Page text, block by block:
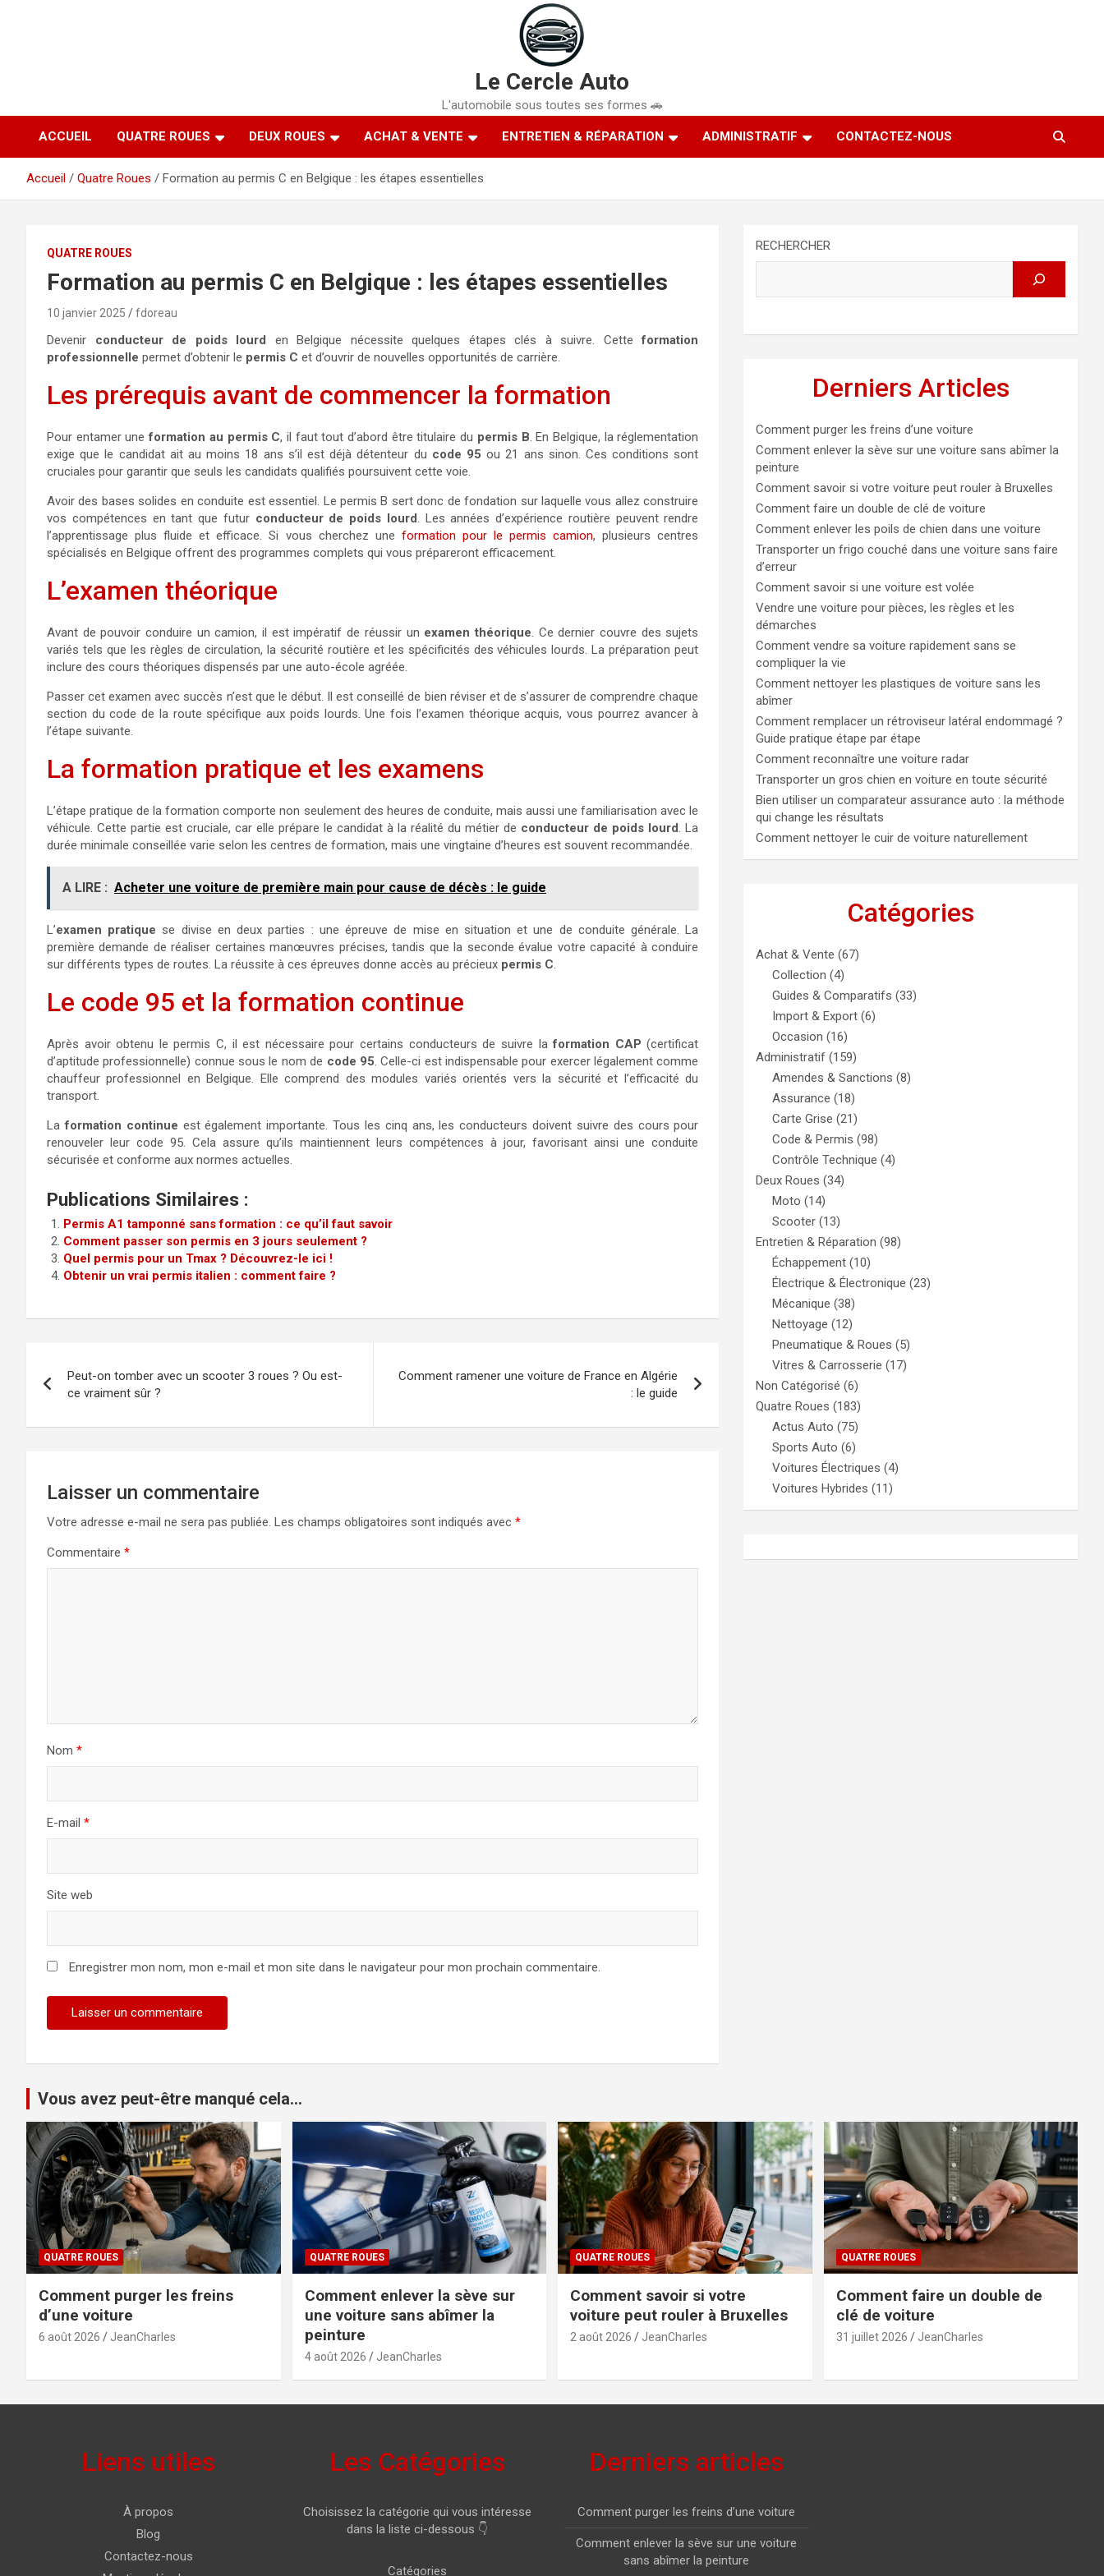
Le Cercle Auto
L'automobile sous toutes ses formes 🚗
ACCUEIL QUATRE ROUES DEUX ROUES ACHAT & VENTE ENTRETIEN & RÉPARATION ADMINISTRATIF CONTACTEZ-NOUS
Accueil Quatre Roues Formation au permis C en Belgique : les étapes essentielles
QUATRE ROUES
Formation au permis C en Belgique : les étapes essentielles
10 janvier 2025 fdoreau
Devenir conducteur de poids lourd en Belgique nécessite quelques étapes clés à suivre. Cetteformation
professionnelle permet d’obtenir le permis C et d’ouvrir de nouvelles opportunités de carrière.
Les prérequis avant de commencer la formation
Pour entamer uneformation au permis C, il faut tout d’abord être titulaire du permis B. En Belgique, la réglementation
exige que le candidat ait au moins 18 ans s’il est déjà détenteur du code 95 ou 21 ans sinon. Ces conditions sont
cruciales pour garantir que seuls les candidats qualifiés poursuivent cette voie.
Avoir des bases solides en conduite est essentiel. Le permis B sert donc de fondation sur laquelle vous allez construire
vos compétences en tant que futur conducteur de poids lourd. Les années d’expérience routière peuvent rendre
l’apprentissage plus fluide et efficace. Si vous cherchez une formation pour le permis camion, plusieurs centres
spécialisés en Belgique offrent des programmes complets qui vous prépareront efficacement.
L’examen théorique
Avant de pouvoir conduire un camion, il est impératif de réussir un examen théorique. Ce dernier couvre des sujets
variés tels que les règles de circulation, la sécurité routière et les spécificités des véhicules lourds. La préparation peut
inclure des cours théoriques dispensés par une auto-école agréée.
Passer cet examen avec succès n’est que le début. Il est conseillé de bien réviser et de s’assurer de comprendre chaque
section du code de la route spécifique aux poids lourds. Une fois l’examen théorique acquis, vous pourrez avancer à
l’étape suivante.
La formation pratique et les examens
L’étape pratique de la formation comporte non seulement des heures de conduite, mais aussi une familiarisation avec le
véhicule. Cette partie est cruciale, car elle prépare le candidat à la réalité du métier de conducteur de poids lourd. La
durée minimale conseillée varie selon les centres de formation, mais une vingtaine d’heures est souvent recommandée.
A LIRE : Acheter une voiture de première main pour cause de décès : le guide
L’examen pratique se divise en deux parties : une épreuve de mise en situation et une de conduite générale. La
première demande de réaliser certaines manœuvres précises, tandis que la seconde évalue votre capacité à conduire
sur différents types de routes. La réussite à ces épreuves donne accès au précieux permis C.
Le code 95 et la formation continue
Après avoir obtenu le permis C, il est nécessaire pour certains conducteurs de suivre laformation CAP (certificat
d’aptitude professionnelle) connue sous le nom de code 95. Celle-ci est indispensable pour exercer légalement comme
chauffeur professionnel en Belgique. Elle comprend des modules variés orientés vers la sécurité et l’efficacité du
transport.
Laformation continue est également importante. Tous les cinq ans, les conducteurs doivent suivre des cours pour
renouveler leur code 95. Cela assure qu’ils maintiennent leurs compétences à jour, favorisant ainsi une conduite
sécurisée et conforme aux normes actuelles.
Publications Similaires :
Permis A1 tamponné sans formation : ce qu’il faut savoir
Comment passer son permis en 3 jours seulement ?
Quel permis pour un Tmax ? Découvrez-le ici !
Obtenir un vrai permis italien : comment faire ?
de
l’article
Peut-on tomber avec un scooter 3 roues ? Ou est-
ce vraiment sûr ?
Comment ramener une voiture de France en Algérie
: le guide
Laisser un commentaire
Votre adresse e-mail ne sera pas publiée. Les champs obligatoires sont indiqués avec *
Commentaire *
Nom *
E-mail *
Site web
Enregistrer mon nom, mon e-mail et mon site dans le navigateur pour mon prochain commentaire.
RECHERCHER
Derniers Articles
Comment purger les freins d’une voiture
Comment enlever la sève sur une voiture sans abîmer la
peinture
Comment savoir si votre voiture peut rouler à Bruxelles
Comment faire un double de clé de voiture
Comment enlever les poils de chien dans une voiture
Transporter un frigo couché dans une voiture sans faire
d’erreur
Comment savoir si une voiture est volée
Vendre une voiture pour pièces, les règles et les
démarches
Comment vendre sa voiture rapidement sans se
compliquer la vie
Comment nettoyer les plastiques de voiture sans les
abîmer
Comment remplacer un rétroviseur latéral endommagé ?
Guide pratique étape par étape
Comment reconnaître une voiture radar
Transporter un gros chien en voiture en toute sécurité
Bien utiliser un comparateur assurance auto : la méthode
qui change les résultats
Comment nettoyer le cuir de voiture naturellement
Catégories
Achat & Vente (67)
Collection (4)
Guides & Comparatifs (33)
Import & Export (6)
Occasion (16)
Administratif (159)
Amendes & Sanctions (8)
Assurance (18)
Carte Grise (21)
Code & Permis (98)
Contrôle Technique (4)
Deux Roues (34)
Moto (14)
Scooter (13)
Entretien & Réparation (98)
Échappement (10)
Électrique & Électronique (23)
Mécanique (38)
Nettoyage (12)
Pneumatique & Roues (5)
Vitres & Carrosserie (17)
Non Catégorisé (6)
Quatre Roues (183)
Actus Auto (75)
Sports Auto (6)
Voitures Électriques (4)
Voitures Hybrides (11)
Vous avez peut-être manqué cela...
QUATRE ROUES
Comment purger les freins
d’une voiture
6 août 2026 JeanCharles
QUATRE ROUES
Comment enlever la sève sur
une voiture sans abîmer la
peinture
4 août 2026 JeanCharles
QUATRE ROUES
Comment savoir si votre
voiture peut rouler à Bruxelles
2 août 2026 JeanCharles
QUATRE ROUES
Comment faire un double de
clé de voiture
31 juillet 2026 JeanCharles
Liens utiles
À propos
Blog
Contactez-nous
Les Catégories
Choisissez la catégorie qui vous intéresse
dans la liste ci-dessous 👇
Catégories
Derniers articles
Comment purger les freins d’une voiture
Comment enlever la sève sur une voiture
sans abîmer la peinture